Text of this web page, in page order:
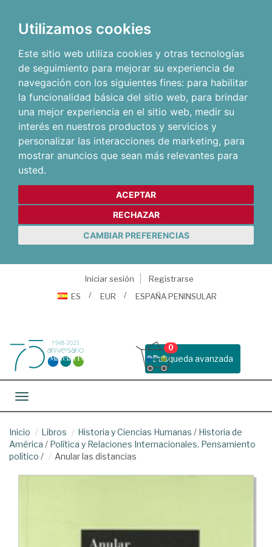
Utilizamos cookies
Este sitio web utiliza cookies y otras tecnologías
de seguimiento para mejorar su experiencia de
navegación con los siguientes fines: para habilitar
la funcionalidad básica del sitio web, para brindar
una mejor experiencia en el sitio web, medir su
interés en nuestros productos y servicios y
personalizar las interacciones de marketing, para
mostrar anuncios que sean más relevantes para
usted.
ACEPTAR
RECHAZAR
CAMBIAR PREFERENCIAS
Iniciar sesión
Registrarse
ES
EUR ESPAÑA PENINSULAR
Busqueda avanzada
0
Toggle navigation
Inicio Libros Historia y Ciencias Humanas / Historia de
América / Política y Relaciones Internacionales. Pensamiento
político / Anular las distancias